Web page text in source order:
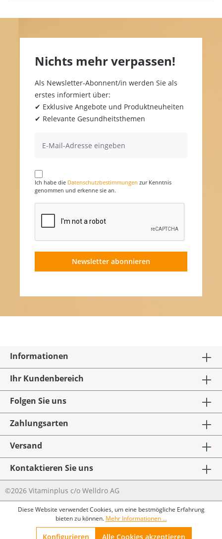
Nichts mehr verpassen!
Als Newsletter-Abonnent/in werden Sie als
erstes informiert über:
✔ Exklusive Angebote und Produktneuheiten
✔ Relevante Gesundheitsthemen
Ich habe die Datenschutzbestimmungen zur Kenntnis
genommen und erkenne sie an.
Newsletter abonnieren
Informationen
Ihr Kundenbereich
Folgen Sie uns
Zahlungsarten
Versand
Kontaktieren Sie uns
©2026 Vitaminplus c/o Welldro AG
Diese Website verwendet Cookies, um eine bestmögliche Erfahrung
bieten zu können. Mehr Informationen ...
Konfigurieren Alle Cookies akzeptieren